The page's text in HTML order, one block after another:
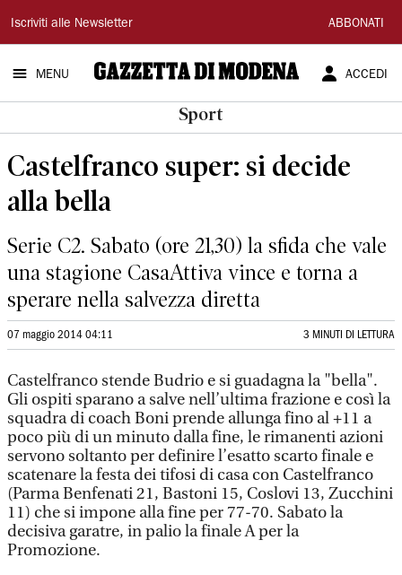
Gazzetta
di
Modena
Iscriviti alle Newsletter ABBONATI
MENU ACCEDI
Sport
Castelfranco super: si decide
alla bella
Serie C2. Sabato (ore 21,30) la sfida che vale
una stagione CasaAttiva vince e torna a
sperare nella salvezza diretta
07 maggio 2014 04:11 3 MINUTI DI LETTURA
Castelfranco stende Budrio e si guadagna la "bella".
Gli ospiti sparano a salve nell’ultima frazione e così la
squadra di coach Boni prende allunga fino al +11 a
poco più di un minuto dalla fine, le rimanenti azioni
servono soltanto per definire l’esatto scarto finale e
scatenare la festa dei tifosi di casa con Castelfranco
(Parma Benfenati 21, Bastoni 15, Coslovi 13, Zucchini
11) che si impone alla fine per 77-70. Sabato la
decisiva garatre, in palio la finale A per la
Promozione.